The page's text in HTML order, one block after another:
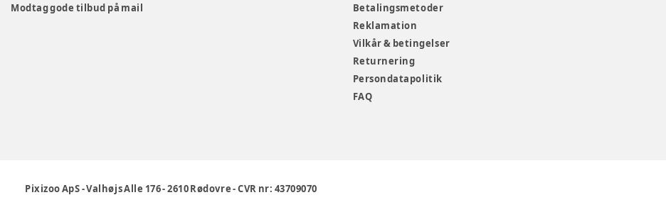
Modtag gode tilbud på mail
Betalingsmetoder
Reklamation
Vilkår & betingelser
Returnering
Persondatapolitik
FAQ
Pixizoo ApS-Valhøjs Alle 176-2610 Rødovre-CVR nr: 43709070